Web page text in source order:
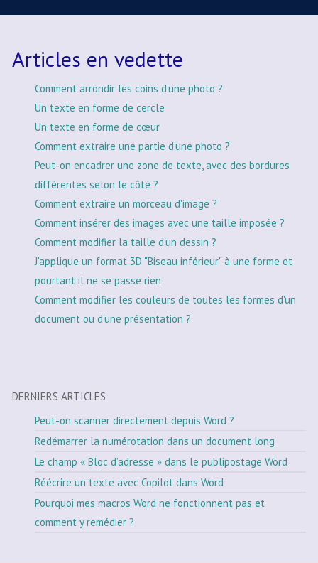
Articles en vedette
Comment arrondir les coins d'une photo ?
Un texte en forme de cercle
Un texte en forme de cœur
Comment extraire une partie d'une photo ?
Peut-on encadrer une zone de texte, avec des bordures
différentes selon le côté ?
Comment extraire un morceau d'image ?
Comment insérer des images avec une taille imposée ?
Comment modifier la taille d'un dessin ?
J'applique un format 3D "Biseau inférieur" à une forme et
pourtant il ne se passe rien
Comment modifier les couleurs de toutes les formes d'un
document ou d'une présentation ?
DERNIERS ARTICLES
Peut-on scanner directement depuis Word ?
Redémarrer la numérotation dans un document long
Le champ « Bloc d’adresse » dans le publipostage Word
Réécrire un texte avec Copilot dans Word
Pourquoi mes macros Word ne fonctionnent pas et
comment y remédier ?